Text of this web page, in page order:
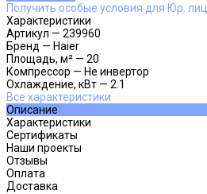
Получить особые условия для Юр. лиц
Характеристики
Артикул — 239960
Бренд — Haier
Площадь, м² — 20
Компрессор — Не инвертор
Охлаждение, кВт — 2.1
Все характеристики
Описание
Характеристики
Сертификаты
Наши проекты
Отзывы
Оплата
Доставка